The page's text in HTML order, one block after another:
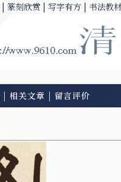
| 篆刻欣赏 | 写字有方 | 书法教
| 相关文章 | 留言评价